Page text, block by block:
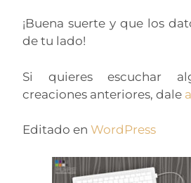
¡Buena suerte y que los
de tu lado!
Si quieres escuchar
creaciones anteriores, dale
Editado en WordPress